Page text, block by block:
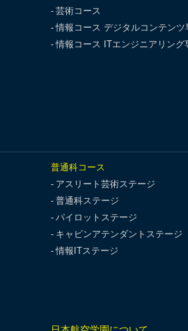
芸術コース
情報コース デジタルコンテンツ
情報コース ITエンジニアリング
普通科コース
アスリート芸術ステージ
普通科ステージ
パイロットステージ
キャビンアテンダントステージ
情報ITステージ